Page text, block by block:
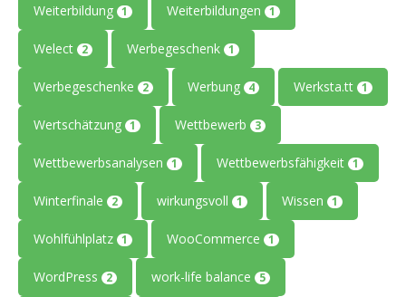
Weiterbildung 1 Weiterbildungen 1
Welect 2 Werbegeschenk 1
Werbegeschenke 2 Werbung 4 Werksta.tt 1
Wertschätzung 1 Wettbewerb 3
Wettbewerbsanalysen 1 Wettbewerbsfähigkeit 1
Winterfinale 2 wirkungsvoll 1 Wissen 1
Wohlfühlplatz 1 WooCommerce 1
WordPress 2 work-life balance 5